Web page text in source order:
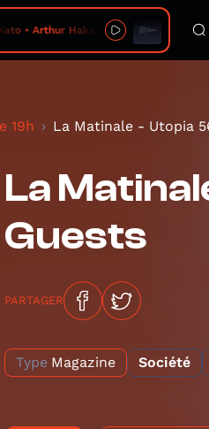
Arthur Hakase No Jinriki Hikouki
19h La Matinale - Utopia
La
Guests
PARTAGER
Type Magazine Société